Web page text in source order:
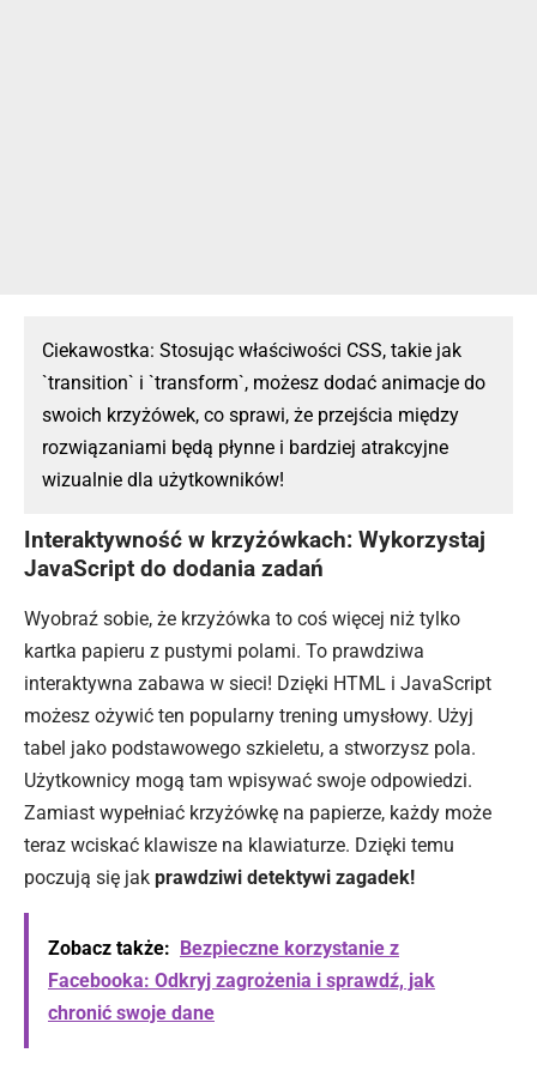
Ciekawostka: Stosując właściwości CSS, takie jak
`transition` i `transform`, możesz dodać animacje do
swoich krzyżówek, co sprawi, że przejścia między
rozwiązaniami będą płynne i bardziej atrakcyjne
wizualnie dla użytkowników!
Interaktywność w krzyżówkach: Wykorzystaj
JavaScript do dodania zadań
Wyobraź sobie, że krzyżówka to coś więcej niż tylko
kartka papieru z pustymi polami. To prawdziwa
interaktywna zabawa w sieci! Dzięki HTML i JavaScript
możesz ożywić ten popularny trening umysłowy. Użyj
tabel jako podstawowego szkieletu, a stworzysz pola.
Użytkownicy mogą tam wpisywać swoje odpowiedzi.
Zamiast wypełniać krzyżówkę na papierze, każdy może
teraz wciskać klawisze na klawiaturze. Dzięki temu
poczują się jak prawdziwi detektywi zagadek!
Zobacz także:
Bezpieczne korzystanie z
Facebooka: Odkryj zagrożenia i sprawdź, jak
chronić swoje dane